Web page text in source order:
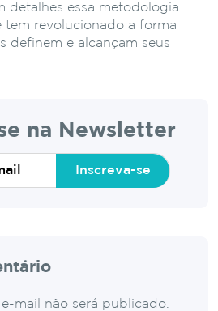
detalhes essa metodologia
tem revolucionado a forma
definem e alcançam seus
na Newsletter
Inscreva-se
mail não será publicado.